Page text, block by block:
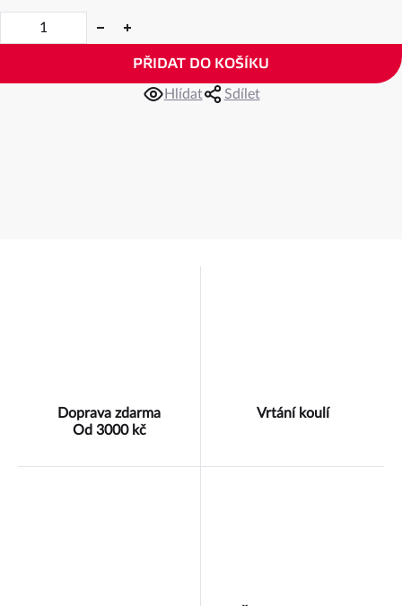
PŘIDAT DO KOŠÍKU
Hlídat Sdílet
Doprava zdarma
Od 3000 kč
Vrtání koulí